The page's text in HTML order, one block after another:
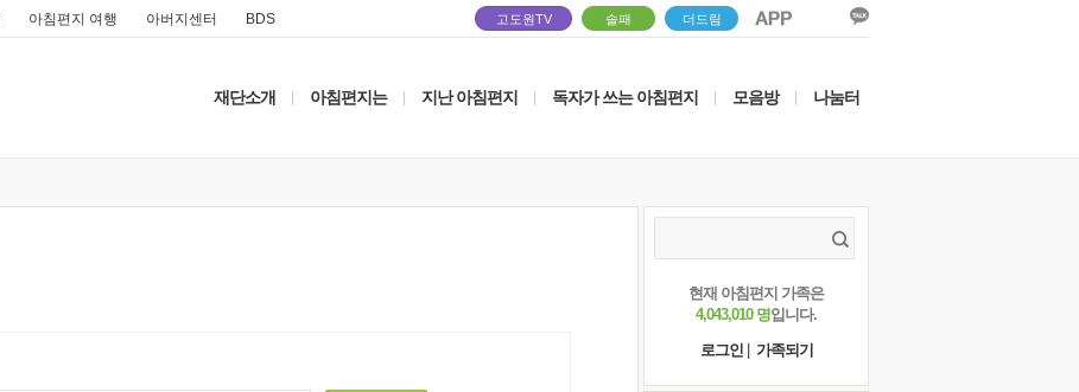
아침편지 여행 아버지센터 BDS 고도원TV 솔패 더드림
재단소개 아침편지는 지난 아침편지 독자가 쓰는 아침편지 모음방 나눔터
현재 아침편지 가족은
4,043,010 명입니다.
로그인
가족되기